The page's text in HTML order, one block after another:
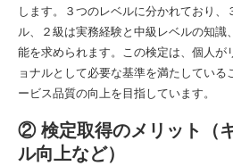
します。３つのレベルに分かれており、
ル、２級は実務経験と中級レベルの知
能を求められます。この検定は、個人が
ョナルとして必要な基準を満たしてい
ービス品質の向上を目指しています。
② 検定取得のメリット（
ル向上など）